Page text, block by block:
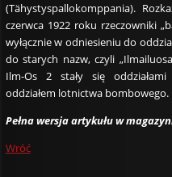
(Tähystyspallokomppania).
czerwca 1922 roku rzeczowniki
wyłącznie w odniesieniu do
do starych nazw, czyli
Ilm-Os 2 stały się
oddziałem lotnictwa bombowego.
Pełna wersja artykułu w
Wróć